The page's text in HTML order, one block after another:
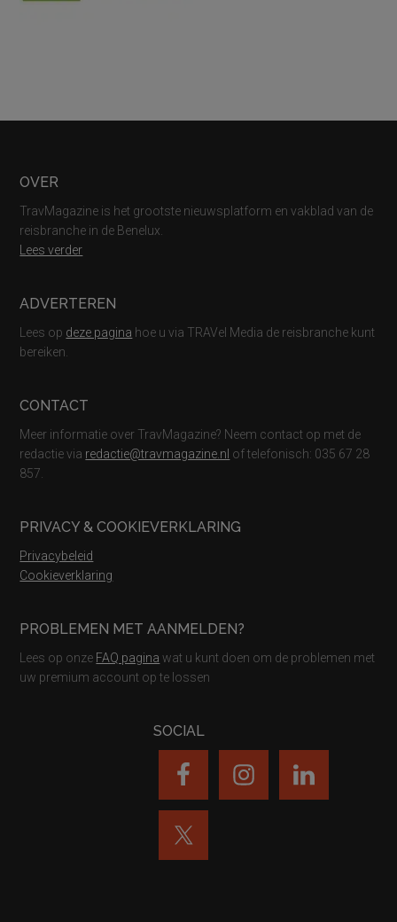
Footer
OVER
TravMagazine is het grootste nieuwsplatform en vakblad van de
reisbranche in de Benelux.
Lees verder
ADVERTEREN
Lees op deze pagina hoe u via TRAVel Media de reisbranche kunt
bereiken.
CONTACT
Meer informatie over TravMagazine? Neem contact op met de
redactie via redactie@travmagazine.nl of telefonisch: 035 67 28
857.
PRIVACY & COOKIEVERKLARING
Privacybeleid
Cookieverklaring
PROBLEMEN MET AANMELDEN?
Lees op onze FAQ pagina wat u kunt doen om de problemen met
uw premium account op te lossen
SOCIAL